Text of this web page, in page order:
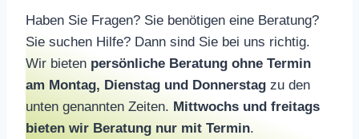
Haben Sie Fragen? Sie benötigen eine Beratung?
Sie suchen Hilfe? Dann sind Sie bei uns richtig.
Wir bieten persönliche Beratung ohne Termin
am Montag, Dienstag und Donnerstag zu den
unten genannten Zeiten. Mittwochs und freitags
bieten wir Beratung nur mit Termin.